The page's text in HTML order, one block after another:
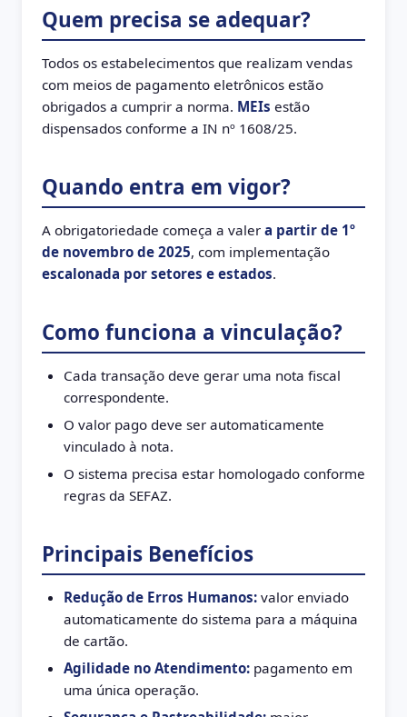
Quem precisa se adequar?
Todos os estabelecimentos que realizam vendas
com meios de pagamento eletrônicos estão
obrigados a cumprir a norma. MEIs estão
dispensados conforme a IN nº 1608/25.
Quando entra em vigor?
A obrigatoriedade começa a valer a partir de 1º
de novembro de 2025, com implementação
escalonada por setores e estados.
Como funciona a vinculação?
Cada transação deve gerar uma nota fiscal
correspondente.
O valor pago deve ser automaticamente
vinculado à nota.
O sistema precisa estar homologado conforme
regras da SEFAZ.
Principais Benefícios
Redução de Erros Humanos: valor enviado
automaticamente do sistema para a máquina
de cartão.
Agilidade no Atendimento: pagamento em
uma única operação.